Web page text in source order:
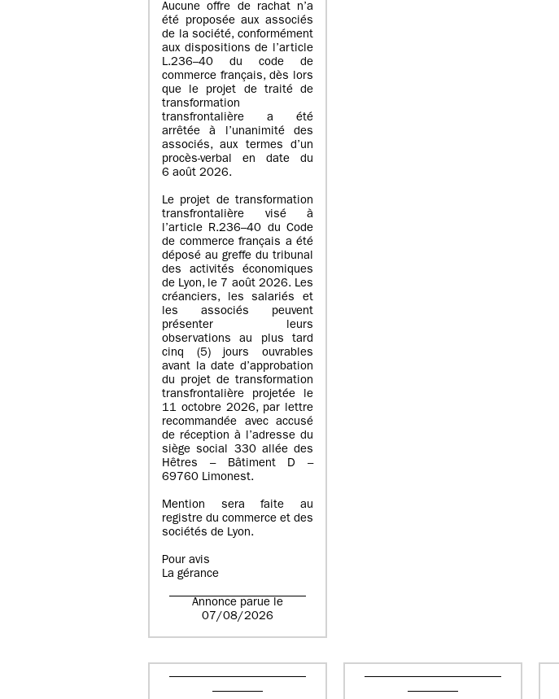
Aucune offre de rachat n’a
été proposée aux associés
de la société, conformément
aux dispositions de l’article
L.236–40 du code de
commerce français, dès lors
que le projet de traité de
transformation
transfrontalière a été
arrêtée à l’unanimité des
associés, aux termes d’un
procès-verbal en date du
6 août 2026.
Le projet de transformation
transfrontalière visé à
l’article R.236–40 du Code
de commerce français a été
déposé au greffe du tribunal
des activités économiques
de Lyon, le 7 août 2026. Les
créanciers, les salariés et
les associés peuvent
présenter leurs
observations au plus tard
cinq (5) jours ouvrables
avant la date d’approbation
du projet de transformation
transfrontalière projetée le
11 octobre 2026, par lettre
recommandée avec accusé
de réception à l’adresse du
siège social 330 allée des
Hêtres – Bâtiment D –
69760 Limonest.
Mention sera faite au
registre du commerce et des
sociétés de Lyon.
Pour avis
La gérance
Annonce parue le
07/08/2026